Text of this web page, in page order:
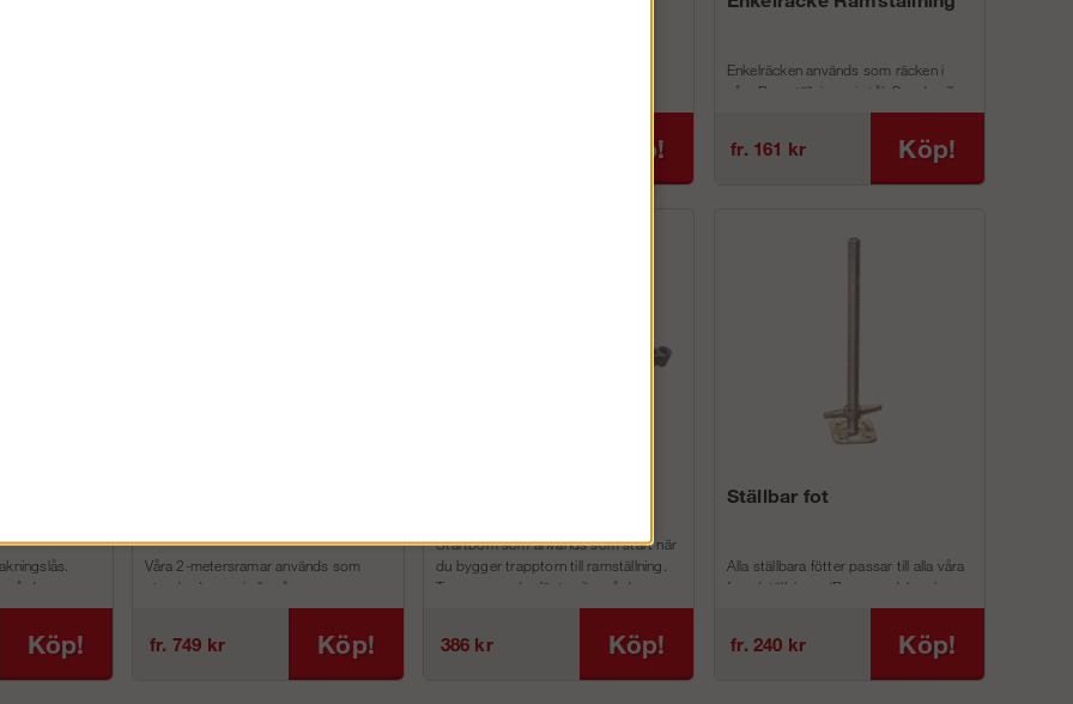
som
Stålplattform har bland annat följande
Köp!
Enkelräcken används som räcken i
våra Ramställningar i stål. Om du vill
höja din ställning med 1 m så...
fr. 161 kr Köp!
den
samt vi...
Köp!
Våra 2-metersramar används som
standardramar i alla våra
De som är 1,0 respektive 0,66 meter
hö...
fr. 749 kr Köp!
Startbom som används som start när
du bygger trapptorn till ramställning.
Trappans nedre fäste vilar på denna.
386 kr Köp!
Ställbar fot
Alla ställbara fötter passar till alla våra
fasadställningar (Ram, modul- och
fr. 240 kr Köp!